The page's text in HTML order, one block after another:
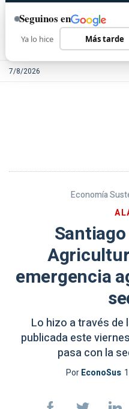
7/8/2026
Economía
emergencia
Lo hizo a través
publicada este
pasa con la
PorEconoSus
Seguinos en
Ya lo hice Más tarde